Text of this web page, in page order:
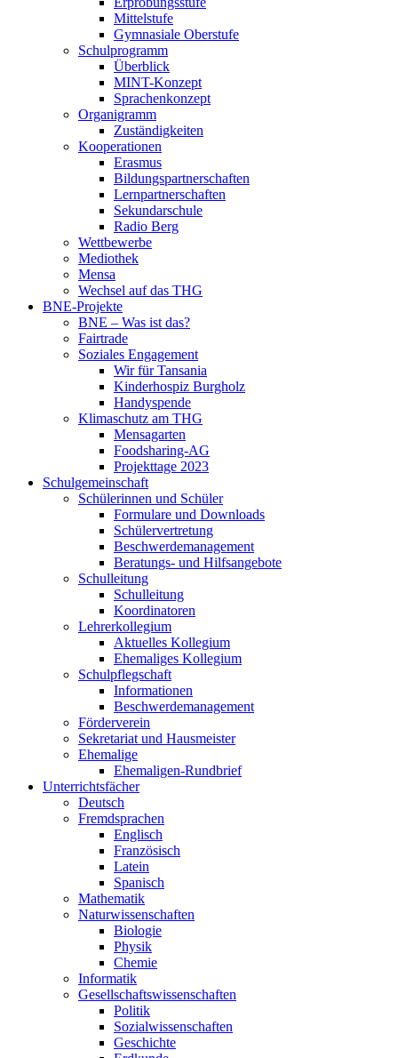
Mittelstufe
Gymnasiale Oberstufe
Schulprogramm
Überblick
MINT-Konzept
Sprachenkonzept
Organigramm
Zuständigkeiten
Kooperationen
Erasmus
Bildungspartnerschaften
Lernpartnerschaften
Sekundarschule
Radio Berg
Wettbewerbe
Mediothek
Mensa
Wechsel auf das THG
BNE-Projekte
BNE – Was ist das?
Fairtrade
Soziales Engagement
Wir für Tansania
Kinderhospiz Burgholz
Handyspende
Klimaschutz am THG
Mensagarten
Foodsharing-AG
Projekttage 2023
Schulgemeinschaft
Schülerinnen und Schüler
Formulare und Downloads
Schülervertretung
Beschwerdemanagement
Beratungs- und Hilfsangebote
Schulleitung
Schulleitung
Koordinatoren
Lehrerkollegium
Aktuelles Kollegium
Ehemaliges Kollegium
Schulpflegschaft
Informationen
Beschwerdemanagement
Förderverein
Sekretariat und Hausmeister
Ehemalige
Ehemaligen-Rundbrief
Unterrichtsfächer
Deutsch
Fremdsprachen
Englisch
Französisch
Latein
Spanisch
Mathematik
Naturwissenschaften
Biologie
Physik
Chemie
Informatik
Gesellschaftswissenschaften
Politik
Sozialwissenschaften
Geschichte